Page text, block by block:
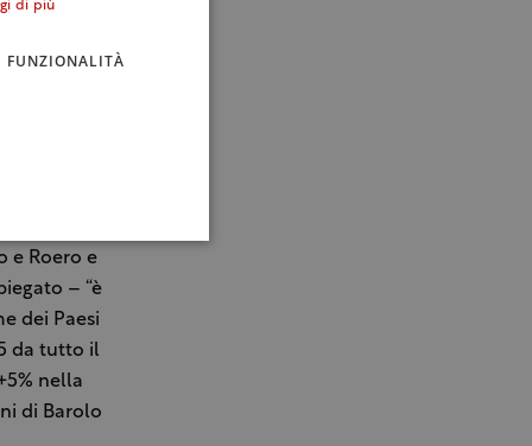
(2016)
di Tutela
e Roero e
– “è
dei Paesi
da tutto il
nella
di Barolo
di più
FUNZIONALITÀ